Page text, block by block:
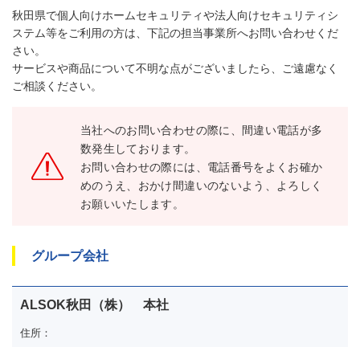
秋田県で個人向けホームセキュリティや法人向けセキュリティシ
ステム等をご利用の方は、下記の担当事業所へお問い合わせくだ
さい。
サービスや商品について不明な点がございましたら、ご遠慮なく
ご相談ください。
当社へのお問い合わせの際に、間違い電話が多
数発生しております。
お問い合わせの際には、電話番号をよくお確か
めのうえ、おかけ間違いのないよう、よろしく
お願いいたします。
グループ会社
ALSOK秋田（株） 本社
住所：